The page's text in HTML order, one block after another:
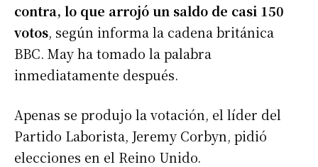
contra, lo que arrojó un saldo de casi 150
votos, según informa la cadena británica
BBC. May ha tomado la palabra
inmediatamente después.
Apenas se produjo la votación, el líder del
Partido Laborista, Jeremy Corbyn, pidió
elecciones en el Reino Unido.